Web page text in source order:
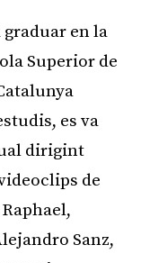
graduar en la
Superior de
es va
dirigint
de
Sanz,